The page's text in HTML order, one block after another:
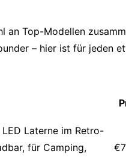
an Top-Modellen
– hier ist für jeden
Laterne im Retro-
für Camping,